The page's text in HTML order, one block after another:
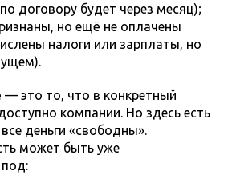
договору будет через месяц);
но ещё не оплачены
налоги или зарплаты, но
— это то, что в конкретный
компании. Но здесь есть
деньги «свободны».
может быть уже
под: